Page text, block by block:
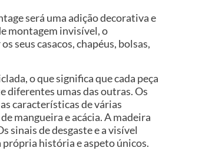
será uma adição decorativa e
montagem invisível, o
seus casacos, chapéus, bolsas,
o que significa que cada peça
diferentes umas das outras. Os
características de várias
mangueira e acácia. A madeira
sinais de desgaste e a visível
história e aspeto únicos.